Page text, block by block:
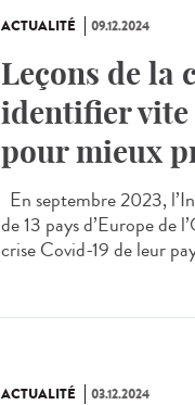
ACTUALITÉ 09.12.2024
Leçons de la
identifier vite
pour mieux
En septembre 2023,
de 13 pays d’Europe de
crise Covid-19 de leur
ACTUALITÉ 03.12.2024